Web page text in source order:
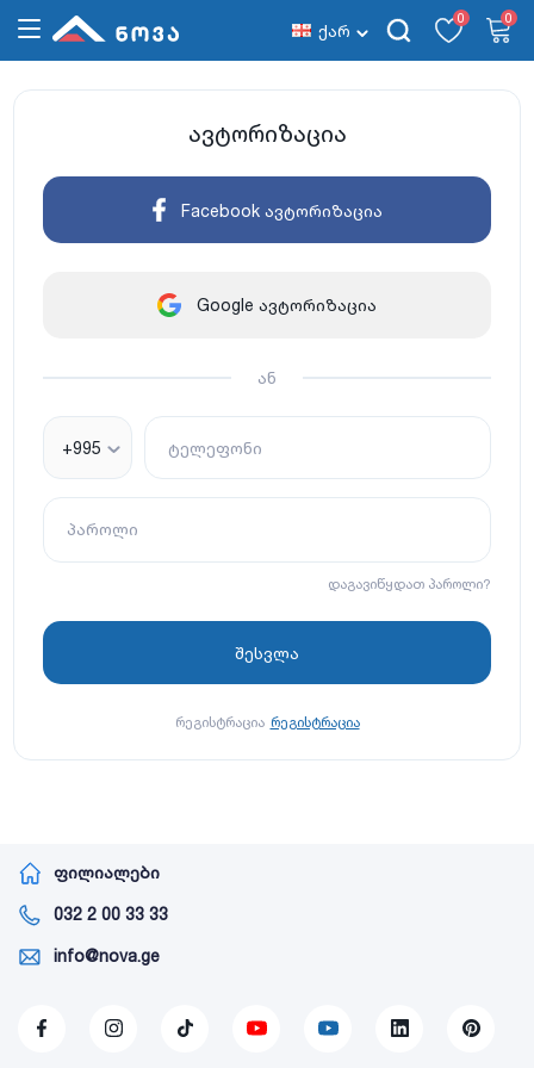
ქარ
0 0
ავტორიზაცია
Facebook ავტორიზაცია
Google ავტორიზაცია
ან
+995 ტელეფონი
პაროლი
დაგავიწყდათ პაროლი?
რეგისტრაცია რეგისტრაცია
ფილიალები
032 2 00 33 33
info@nova.ge